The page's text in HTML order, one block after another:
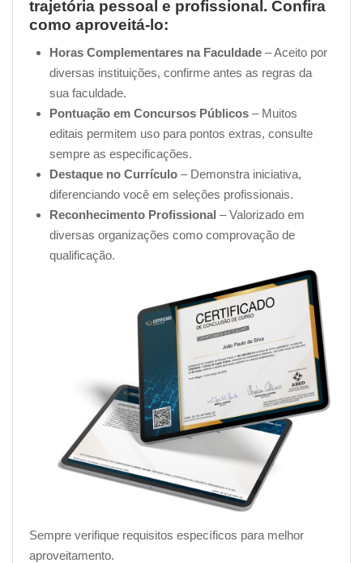
trajetória pessoal e profissional. Confira
como aproveitá-lo:
Horas Complementares na Faculdade – Aceito por
diversas instituições, confirme antes as regras da
sua faculdade.
Pontuação em Concursos Públicos – Muitos
editais permitem uso para pontos extras, consulte
sempre as especificações.
Destaque no Currículo – Demonstra iniciativa,
diferenciando você em seleções profissionais.
Reconhecimento Profissional – Valorizado em
diversas organizações como comprovação de
qualificação.
Sempre verifique requisitos específicos para melhor
aproveitamento.